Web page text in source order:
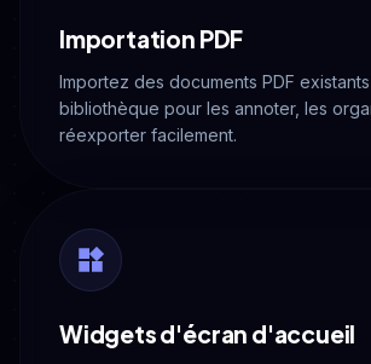
Importation PDF
Importez des documents PDF
bibliothèque pour les annoter, les
réexporter facilement.
Widgets d'écran d'accueil